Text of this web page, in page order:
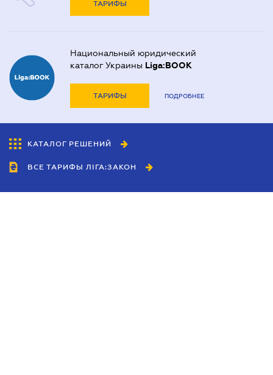
ТАРИФЫ
Национальный юридический
каталог Украины Liga:BOOK
ТАРИФЫ ПОДРОБНЕЕ
КАТАЛОГ РЕШЕНИЙ
ВСЕ ТАРИФЫ ЛІГА:ЗАКОН